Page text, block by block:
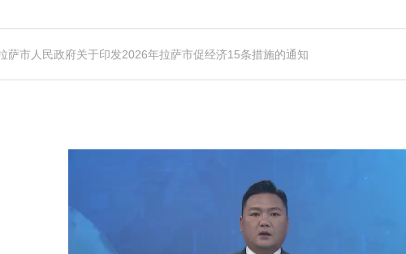
萨市人民政府关于印发2026年拉萨市促经济15条措施的通知